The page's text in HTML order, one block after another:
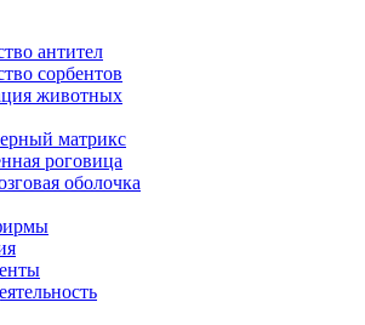
антител
сорбентов
животных
матрикс
роговица
оболочка